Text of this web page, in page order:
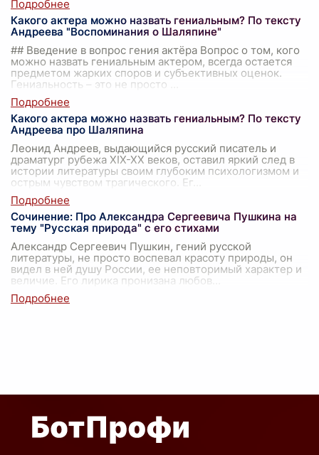
Какого актера можно назвать гениальным? По тексту
Андреева "Воспоминания о Шаляпине"
## Введение в вопрос гения актёра Вопрос о том, кого
можно назвать гениальным актером, всегда остается
предметом жарких споров и субъективных оценок.
Гениальность – это не просто
Какого актера можно назвать гениальным? По тексту
Андреева про Шаляпина
Леонид Андреев, выдающийся русский писатель и
драматург рубежа XIX-XX веков, оставил яркий след в
истории литературы своим глубоким психологизмом и
острым чувством трагического. Ег
Сочинение: Про Александра Сергеевича Пушкина на
тему "Русская природа" с его стихами
Александр Сергеевич Пушкин, гений русской
литературы, не просто воспевал красоту природы, он
видел в ней душу России, ее неповторимый характер и
величие. Его лирика пронизана любов